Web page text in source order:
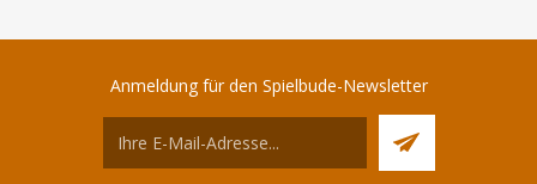
Anmeldung für den Spielbude-Newsletter